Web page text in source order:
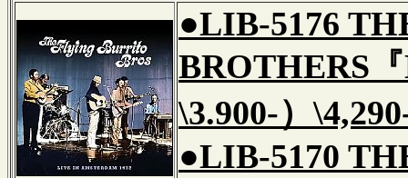
●LIB-5176
BROTHERS
\3.900-）
●LIB-5170